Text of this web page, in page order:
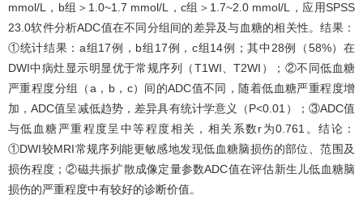
mmol/L，b组＞1.0~1.7 mmol/L，c组＞1.7~2.0 mmol/L，应用SPSS
23.0软件分析ADC值在不同分组间的差异及与血糖的相关性。结果：
①统计结果：a组17例，b组17例，c组14例；其中28例（58%）在
DWI中病灶显示明显优于常规序列（T1WI、T2WI）；②不同低血糖
严重程度分组（a，b，c）间的ADC值不同，随着低血糖严重程度增
加，ADC值呈减低趋势，差异具有统计学意义（P<0.01）；③ADC值
与低血糖严重程度呈中等程度相关，相关系数r为0.761。结论：
①DWI较MRI常规序列能更敏感地发现低血糖脑损伤的部位、范围及
损伤程度；②磁共振扩散成像定量参数ADC值在评估新生儿低血糖脑
损伤的严重程度中有较好的诊断价值。